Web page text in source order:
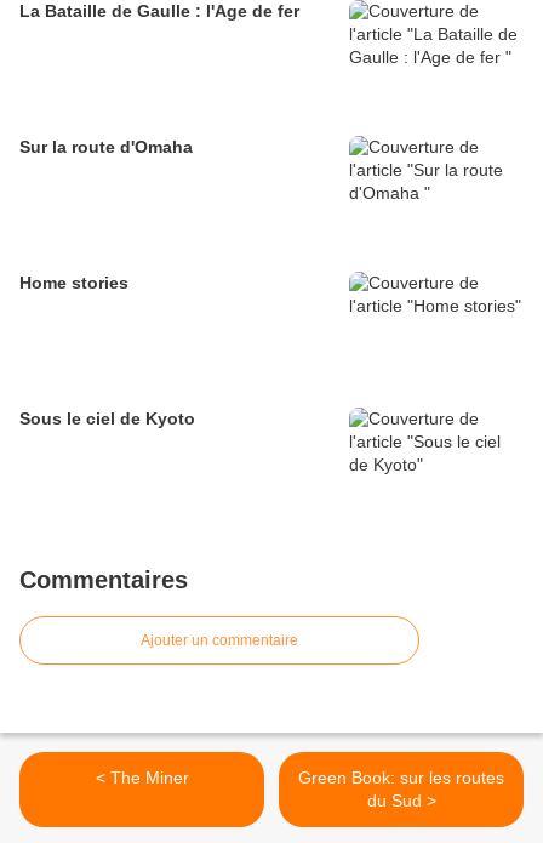
La Bataille de Gaulle : l'Age de fer
Sur la route d'Omaha
Home stories
Sous le ciel de Kyoto
Commentaires
Ajouter un commentaire
< The Miner
Green Book: sur les routes
du Sud >